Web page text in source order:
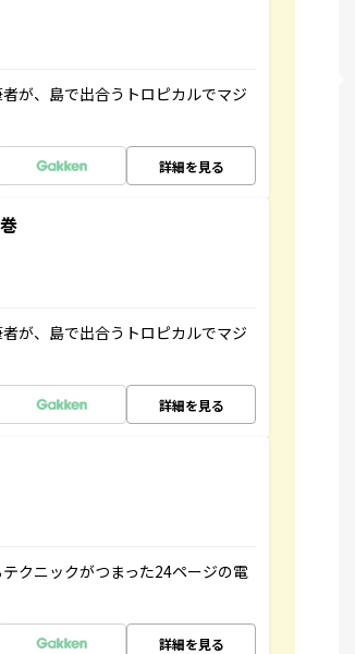
が、島で出合うトロピカルでマジ
詳細を見る
が、島で出合うトロピカルでマジ
詳細を見る
クニックがつまった24ページの電
詳細を見る